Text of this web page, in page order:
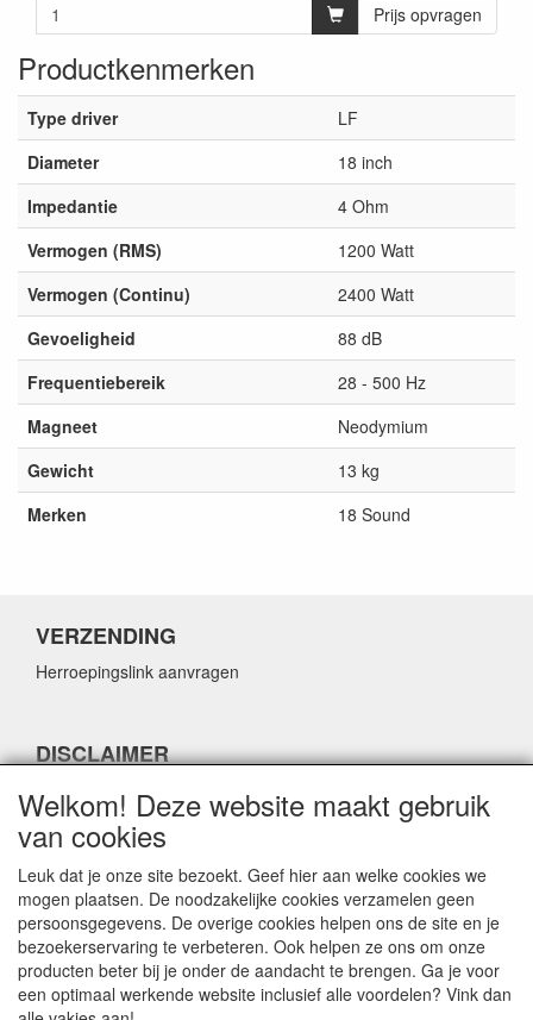
Prijs opvragen
Productkenmerken
Type driver
LF
Diameter
18 inch
Impedantie
4 Ohm
Vermogen (RMS)
1200 Watt
Vermogen (Continu)
2400 Watt
Gevoeligheid
88 dB
Frequentiebereik
28 - 500 Hz
Magneet
Neodymium
Gewicht
13 kg
Merken
18 Sound
VERZENDING
Herroepingslink aanvragen
DISCLAIMER
CONTACTGEGEVENS
Fabulous Sales
Grotestraat 69C
Welkom! Deze website maakt gebruik
van cookies
Leuk dat je onze site bezoekt. Geef hier aan welke cookies we
mogen plaatsen. De noodzakelijke cookies verzamelen geen
persoonsgegevens. De overige cookies helpen ons de site en je
bezoekerservaring te verbeteren. Ook helpen ze ons om onze
producten beter bij je onder de aandacht te brengen. Ga je voor
een optimaal werkende website inclusief alle voordelen? Vink dan